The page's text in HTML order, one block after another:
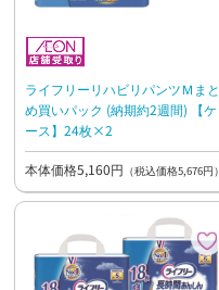
ライフリーリハビリパンツＭまと
め買いパック (納期約2週間) 【ケ
ース】24枚×2
本体価格5,160円 （税込価格5,676円）